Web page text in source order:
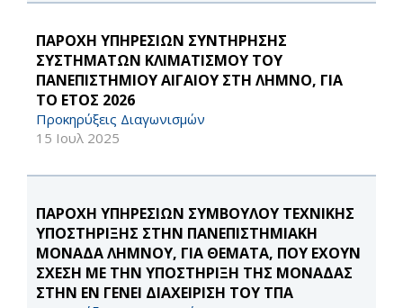
ΠΑΡΟΧΗ ΥΠΗΡΕΣΙΩΝ ΣΥΝΤΗΡΗΣΗΣ
ΣΥΣΤΗΜΑΤΩΝ ΚΛΙΜΑΤΙΣΜΟΥ ΤΟΥ
ΠΑΝΕΠΙΣΤΗΜΙΟΥ ΑΙΓΑΙΟΥ ΣΤΗ ΛΗΜΝΟ, ΓΙΑ
ΤΟ ΕΤΟΣ 2026
Προκηρύξεις Διαγωνισμών
15 Ιουλ 2025
ΠΑΡΟΧΗ ΥΠΗΡΕΣΙΩΝ ΣΥΜΒΟΥΛΟΥ ΤΕΧΝΙΚΗΣ
ΥΠΟΣΤΗΡΙΞΗΣ ΣΤΗΝ ΠΑΝΕΠΙΣΤΗΜΙΑΚΗ
ΜΟΝΑΔΑ ΛΗΜΝΟΥ, ΓΙΑ ΘΕΜΑΤΑ, ΠΟΥ ΕΧΟΥΝ
ΣΧΕΣΗ ΜΕ ΤΗΝ ΥΠΟΣΤΗΡΙΞΗ ΤΗΣ ΜΟΝΑΔΑΣ
ΣΤΗΝ ΕΝ ΓΕΝΕΙ ΔΙΑΧΕΙΡΙΣΗ ΤΟΥ ΤΠΑ